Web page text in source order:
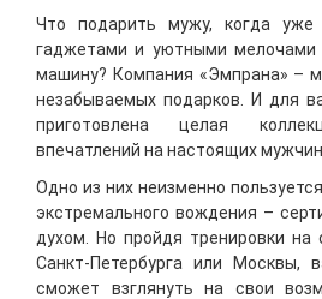
Что подарить мужу, когда уже
гаджетами и уютными
машину? Компания «Эмпрана» –
незабываемых подарков. И для
приготовлена целая
впечатлений на настоящих мужчин.
Одно из них неизменно
экстремального вождения –
духом. Но пройдя тренировки на
Санкт-Петербурга или Москвы,
сможет взглянуть на свои